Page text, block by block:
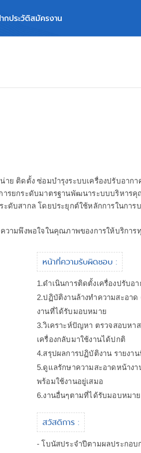
กประวัติสมัครงาน
าย ติดตั้ง ซ่อมบำรุงระบบเครื่องปรับอาก
รยกระดับมาตรฐานพัฒนาระบบบริหาร
ดับสากล โดยประยุกต์ใช้หลักการในกา
วามพึงพอใจในคุณภาพของการให้บริการ
หน้าที่ความรับผิดชอบ :
1.ดำเนินการติดตั้งเครื่องปรับ
2.ปฏิบัติงานล้างทำความสะอา
งานที่ได้รับมอบหมาย
3.วิเคราะห์ปัญหา ตรวจสอบหา
เครื่องกลับมาใช้งานได้ปกติ
4.สรุปผลการปฏิบัติงาน รายงา
5.ดูแลรักษาความสะอาดหน้าง
พร้อมใช้งานอยู่เสมอ
6.งานอื่นๆตามที่ได้รับมอบหมา
สวัสดิการ :
- โบนัสประจำปีตามผลประกอบ